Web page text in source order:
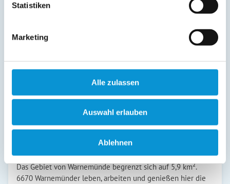
Statistiken
Marketing
Alle zulassen
Auswahl erlauben
Ablehnen
Seebad
eigenständige Gemeinde, sondern ein Stadtteil der
geschichtliche Ereignisse längst vergangener Tage
zurückzuführen. Vergleichbar ist diese Konstellation, wie
Travemünde als Stadtteil von Lübeck. Den Namen erhielt
Warnemünde aufgrund des Flusses Warnow. Diese 155
Mecklenburg Vorpommern. Genau bei Warnemünde, mündet
die Warnow in die Ostsee. Eine tolle Lage, die man in einer
Ferienwohnung oder einem Ferienhaus jeden Tag genießen
Das Gebiet von Warnemünde begrenzt sich auf 5,9 km².
6670 Warnemünder leben, arbeiten und genießen hier die